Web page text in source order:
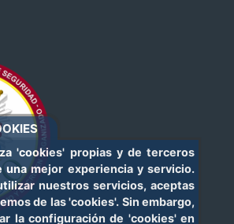
'cookies' propias y de terceros
una mejor experiencia y servicio.
nuestros servicios, aceptas
de las 'cookies'. Sin embargo,
la configuración de 'cookies' en